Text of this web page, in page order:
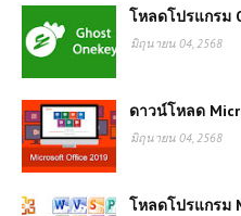
โหลดโปรแกรม
มิถุนายน 04, 2568
ดาวน์โหลด
มิถุนายน 04, 2568
โหลดโปรแกรม